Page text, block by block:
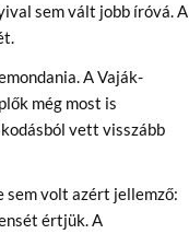
sem vált jobb íróvá. A
A Vaják-
még most is
vett visszább
sem volt azért jellemző:
értjük. A